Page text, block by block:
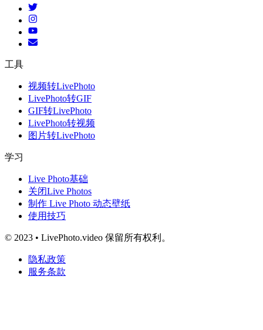
工具
视频转LivePhoto
LivePhoto转GIF
GIF转LivePhoto
LivePhoto转视频
图片转LivePhoto
学习
Live Photo基础
关闭Live Photos
制作 Live Photo 动态壁纸
使用技巧
© 2023 • LivePhoto.video 保留所有权利。
隐私政策
服务条款